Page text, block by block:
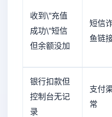
收到\"充值
成功\"短信
但余额没加
短信
鱼链
银行扣款但
控制台无记
录
支付
常